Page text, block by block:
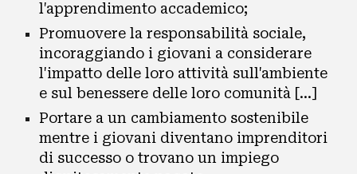
l'apprendimento accademico;
Promuovere la responsabilità sociale,
incoraggiando i giovani a considerare
l'impatto delle loro attività sull'ambiente
e sul benessere delle loro comunità [...]
Portare a un cambiamento sostenibile
mentre i giovani diventano imprenditori
di successo o trovano un impiego